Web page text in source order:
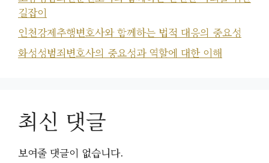
길잡이
인천강제추행변호사와 함께하는 법적 대응의 중요성
화성성범죄변호사의 중요성과 역할에 대한 이해
최신 댓글
보여줄 댓글이 없습니다.